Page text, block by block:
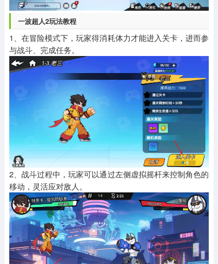
一波超人2玩法教程
1、在冒险模式下，玩家得消耗体力才能进入关卡，进而参
与战斗、完成任务。
2、战斗过程中，玩家可以通过左侧虚拟摇杆来控制角色的
移动，灵活应对敌人。